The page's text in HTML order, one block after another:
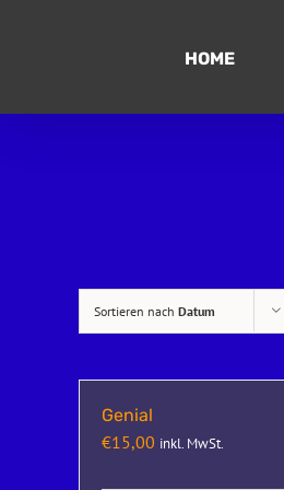
HOME
Sortieren nach Datum
Genial
€15,00 inkl. MwSt.